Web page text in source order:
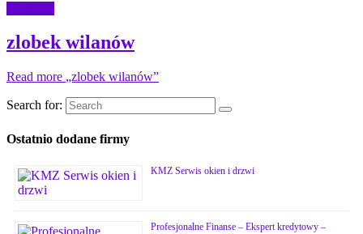
zlobek wilanów
Read more „zlobek wilanów”
Search for:
Ostatnio dodane firmy
KMZ Serwis okien i drzwi
Profesjonalne Finanse – Ekspert kredytowy –